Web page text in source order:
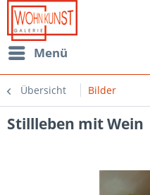
Menü
Übersicht Bilder
Stillleben mit Wein